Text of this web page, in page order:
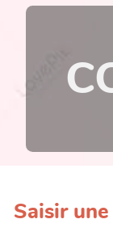
Saisir